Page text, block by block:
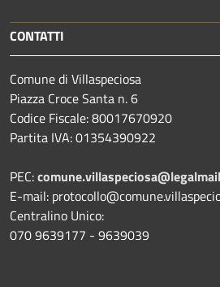
CONTATTI
Comune di Villaspeciosa
Piazza Croce Santa n. 6
Codice Fiscale: 80017670920
Partita IVA: 01354390922
PEC:
E-mail:
Centralino Unico:
070 9639177 - 9639039